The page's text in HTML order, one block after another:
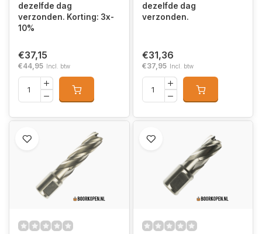
dezelfde dag
verzonden. Korting: 3x-
10%
€37,15
€44,95 Incl. btw
dezelfde dag
verzonden.
€31,36
€37,95 Incl. btw